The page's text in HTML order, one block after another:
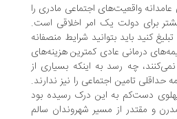
واقعیت‌های اجتماعی مادری را
دولت یک امر اخلاقی است.
باید بتوانید شرایط منصفانه‌
درمانی عادی کمترین هزینه‌های
چه رسد به اینکه بسیاری از
تامین اجتماعی را نیز ندارند.
به این درک رسیده بود
از مسیر شهروندان سالم